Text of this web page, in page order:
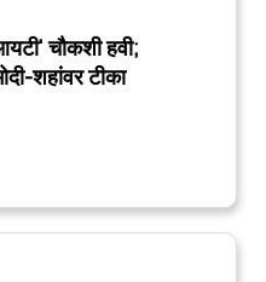
चौकशी हवी;
शहांवर टीका